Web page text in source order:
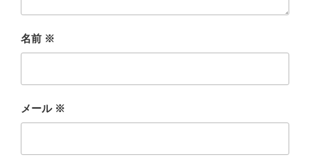
名前 ※
メール ※